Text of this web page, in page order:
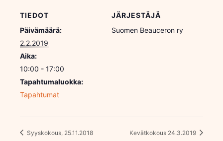
TIEDOT
Päivämäärä:
2.2.2019
Aika:
10:00 - 17:00
Tapahtumaluokka:
Tapahtumat
JÄRJESTÄJÄ
Suomen Beauceron ry
Syyskokous, 25.11.2018 Kevätkokous 24.3.2019